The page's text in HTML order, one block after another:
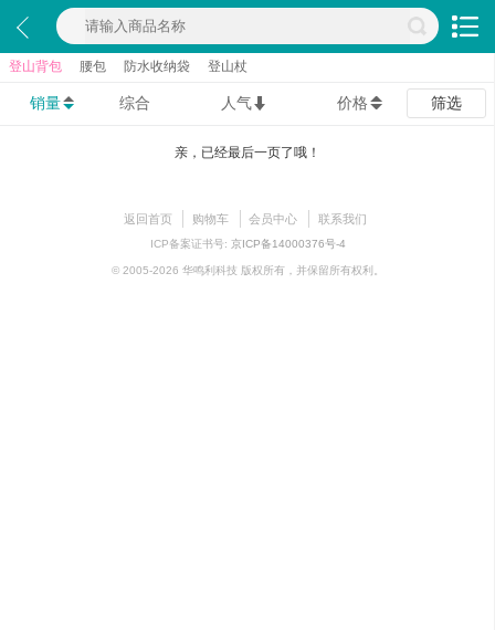
登山背包 腰包 防水收纳袋 登山杖
销量 综合 人气 价格 筛选
亲，已经最后一页了哦！
返回首页 购物车 会员中心 联系我们
ICP备案证书号: 京ICP备14000376号-4
© 2005-2026 华鸣利科技 版权所有，并保留所有权利。